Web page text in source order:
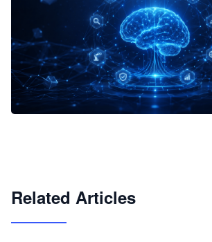
Related Articles